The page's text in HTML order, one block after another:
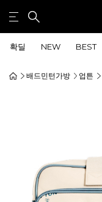
확딜 NEW BEST
배드민턴가방 업튼